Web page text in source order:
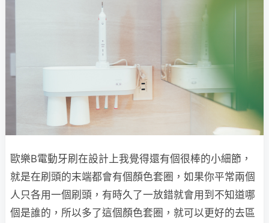
歐樂B電動牙刷在設計上我覺得還有個很棒的小細節，
就是在刷頭的末端都會有個顏色套圈，如果你平常兩個
人只各用一個刷頭，有時久了一放錯就會用到不知道哪
個是誰的，所以多了這個顏色套圈，就可以更好的去區